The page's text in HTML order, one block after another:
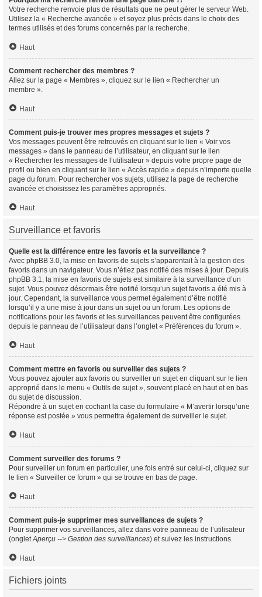
Votre recherche renvoie plus de résultats que ne peut gérer le serveur Web.
Utilisez la « Recherche avancée » et soyez plus précis dans le choix des
termes utilisés et des forums concernés par la recherche.
Haut
Comment rechercher des membres ?
Allez sur la page « Membres », cliquez sur le lien « Rechercher un
membre ».
Haut
Comment puis-je trouver mes propres messages et sujets ?
Vos messages peuvent être retrouvés en cliquant sur le lien « Voir vos
messages » dans le panneau de l’utilisateur, en cliquant sur le lien
« Rechercher les messages de l’utilisateur » depuis votre propre page de
profil ou bien en cliquant sur le lien « Accès rapide » depuis n’importe quelle
page du forum. Pour rechercher vos sujets, utilisez la page de recherche
avancée et choisissez les paramètres appropriés.
Haut
Surveillance et favoris
Quelle est la différence entre les favoris et la surveillance ?
Avec phpBB 3.0, la mise en favoris de sujets s’apparentait à la gestion des
favoris dans un navigateur. Vous n’étiez pas notifié des mises à jour. Depuis
phpBB 3.1, la mise en favoris de sujets est similaire à la surveillance d’un
sujet. Vous pouvez désormais être notifié lorsqu’un sujet favoris a été mis à
jour. Cependant, la surveillance vous permet également d’être notifié
lorsqu’il y a une mise à jour dans un sujet ou un forum. Les options de
notifications pour les favoris et les surveillances peuvent être configurées
depuis le panneau de l’utilisateur dans l’onglet « Préférences du forum ».
Haut
Comment mettre en favoris ou surveiller des sujets ?
Vous pouvez ajouter aux favoris ou surveiller un sujet en cliquant sur le lien
approprié dans le menu « Outils de sujet », souvent placé en haut et en bas
du sujet de discussion.
Répondre à un sujet en cochant la case du formulaire « M’avertir lorsqu’une
réponse est postée » vous permettra également de surveiller le sujet.
Haut
Comment surveiller des forums ?
Pour surveiller un forum en particulier, une fois entré sur celui-ci, cliquez sur
le lien « Surveiller ce forum » qui se trouve en bas de page.
Haut
Comment puis-je supprimer mes surveillances de sujets ?
Pour supprimer vos surveillances, allez dans votre panneau de l’utilisateur
(ongletAperçu --> Gestion des surveillances) et suivez les instructions.
Haut
Fichiers joints